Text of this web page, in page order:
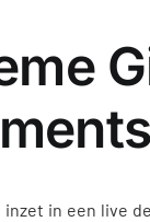
in een live